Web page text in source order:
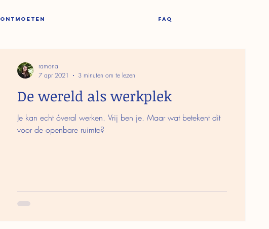
ONTMOETEN FAQ
De wereld als werkplek
Je kan echt óveral werken. Vrij ben je. Maar wat betekent dit
voor de openbare ruimte?
ramona
7 apr 2021
3 minuten om te lezen